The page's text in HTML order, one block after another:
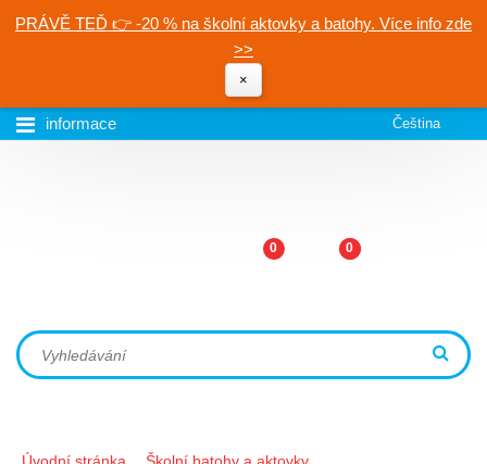
PRÁVĚ TEĎ 👉 -20 % na školní aktovky a batohy. Více info zde
>>
×
informace Čeština
0 0